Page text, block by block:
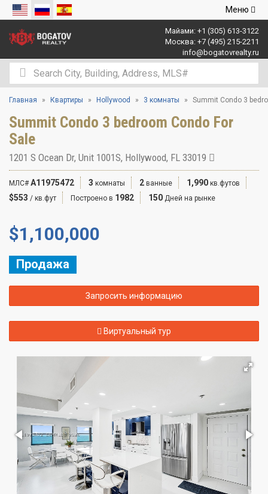
Открыть
Меню
Майами: +1 (305) 613-3122
Москва: +7 (495) 215-2211
info@bogatovrealty.ru
Главная Квартиры Hollywood 3 комнаты Summit Condo 3
Summit Condo 3 bedroom Condo For
Sale
1201 S Ocean Dr, Unit 1001S, Hollywood, FL 33019
МЛС# A11975472 3 комнаты 2 ванные 1,990 кв.футов
$553 / кв.фут Построено в 1982 150 Дней на рынке
$1,100,000
Продажа
Запросить информацию
Виртуальный тур